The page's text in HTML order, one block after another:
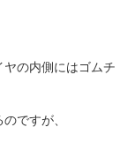
の内側にはゴムチ
ですが、